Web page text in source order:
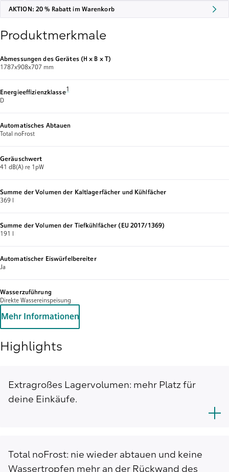
AKTION: 20 % Rabatt im Warenkorb
Produktmerkmale
Abmessungen des Gerätes (H x B x T)
1787x908x707 mm
EnergieeffizienzklasseFußnote 1: Auf einer Energieeffizienzklassen-Skala von A bis
1
D
Automatisches Abtauen
Total noFrost
Geräuschwert
41 dB(A) re 1pW
Summe der Volumen der Kaltlagerfächer und Kühlfächer
369 l
Summe der Volumen der Tiefkühlfächer (EU 2017/1369)
191 l
Automatischer Eiswürfelbereiter
Ja
Wasserzuführung
Direkte Wassereinspeisung
Mehr Informationen
Highlights
Extragroßes Lagervolumen: mehr Platz für
deine Einkäufe.
Total noFrost: nie wieder abtauen und keine
Wassertropfen mehr an der Rückwand des